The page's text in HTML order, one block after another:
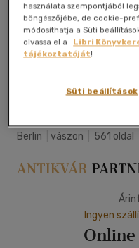
Berlin vászon 561 oldal
Ingyen
Online
használata szempontjából
böngészőjébe, de cookie-
módosíthatja a Süti
olvassa el a
Libri
tájékoztatóját!
Süti beállítások